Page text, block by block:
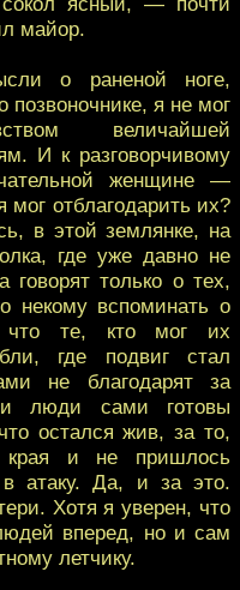
майор.
о раненой ноге,
я не мог
величайшей
И к разговорчивому
женщине —
отблагодарить их?
в этой землянке, на
где уже давно не
только о тех,
некому вспоминать о
что те, кто мог их
где подвиг стал
не благодарят за
люди сами готовы
остался жив, за то,
края и не пришлось
в атаку. Да, и за это.
Хотя я уверен, что
вперед, но и сам
летчику.